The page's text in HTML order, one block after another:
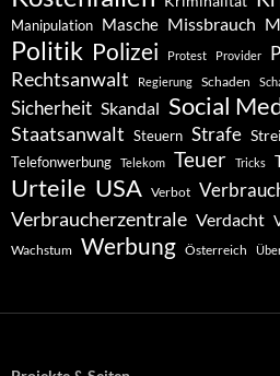
Manipulation Masche Missbrauch
Politik Polizei Protest Provider
Rechtsanwalt Regierung Schaden
Sicherheit Skandal Social
Staatsanwalt Steuern Strafe
Telefonwerbung Telekom Teuer Tricks
Urteile USA Verbot
Verbraucherzentrale Verdacht
Wachstum Werbung Österreich